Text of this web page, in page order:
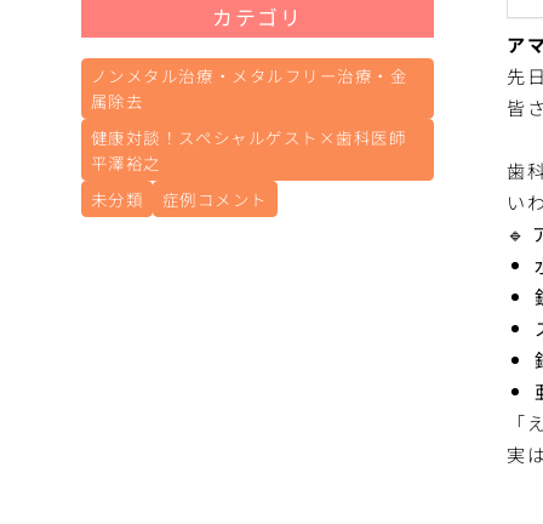
ア
先
皆
歯
い
🔹
「
実
カテゴリ
ノンメタル治療・メタルフリー治療・金
属除去
健康対談！スペシャルゲスト×歯科医師
平澤裕之
未分類
症例コメント